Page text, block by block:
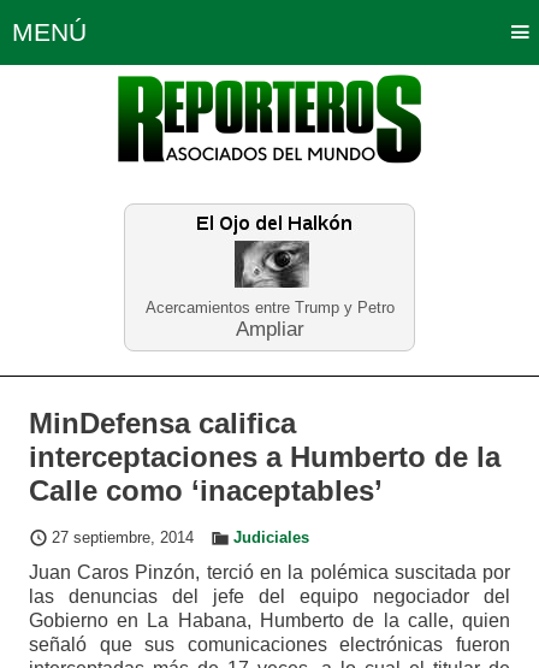
Acercamientos entre Trump y Petro
Ampliar
MENÚ
Política Opinión Bogotá
Planeta Tierra Deportes
Educación Neira
MinDefensa califica
interceptaciones a Humberto de la
Calle como ‘inaceptables’
27 septiembre, 2014 Judiciales
Juan Caros Pinzón, terció en la polémica suscitada por
las denuncias del jefe del equipo negociador del
Gobierno en La Habana, Humberto de la calle, quien
señaló que sus comunicaciones electrónicas fueron